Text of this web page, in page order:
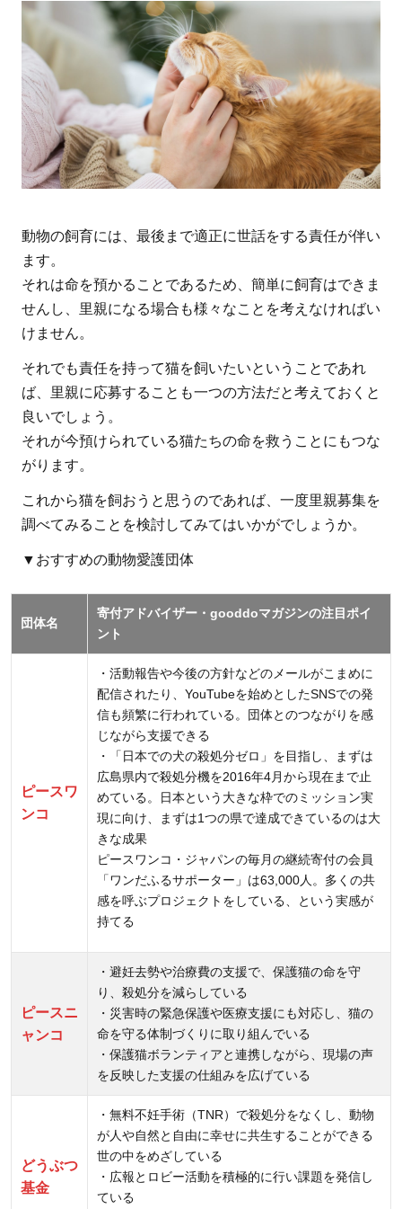
動物の飼育には、最後まで適正に世話をする責任が伴い
ます。
それは命を預かることであるため、簡単に飼育はできま
せんし、里親になる場合も様々なことを考えなければい
けません。
それでも責任を持って猫を飼いたいということであれ
ば、里親に応募することも一つの方法だと考えておくと
良いでしょう。
それが今預けられている猫たちの命を救うことにもつな
がります。
これから猫を飼おうと思うのであれば、一度里親募集を
調べてみることを検討してみてはいかがでしょうか。
▼おすすめの動物愛護団体
団体名
寄付アドバイザー・gooddoマガジンの注目ポイ
ント
ピースワ
ンコ
・活動報告や今後の方針などのメールがこまめに
配信されたり、YouTubeを始めとしたSNSでの発
信も頻繁に行われている。団体とのつながりを感
じながら支援できる
・「日本での犬の殺処分ゼロ」を目指し、まずは
広島県内で殺処分機を2016年4月から現在まで止
めている。日本という大きな枠でのミッション実
現に向け、まずは1つの県で達成できているのは大
きな成果
ピースワンコ・ジャパンの毎月の継続寄付の会員
「ワンだふるサポーター」は63,000人。多くの共
感を呼ぶプロジェクトをしている、という実感が
持てる
ピースニ
ャンコ
・避妊去勢や治療費の支援で、保護猫の命を守
り、殺処分を減らしている
・災害時の緊急保護や医療支援にも対応し、猫の
命を守る体制づくりに取り組んでいる
・保護猫ボランティアと連携しながら、現場の声
を反映した支援の仕組みを広げている
どうぶつ
基金
・無料不妊手術（TNR）で殺処分をなくし、動物
が人や自然と自由に幸せに共生することができる
世の中をめざしている
・広報とロビー活動を積極的に行い課題を発信し
ている